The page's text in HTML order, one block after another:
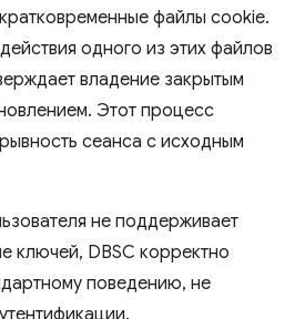
файлы cookie.
одного из этих файлов
владение закрытым
Этот процесс
сеанса с исходным
не поддерживает
ключей, DBSC корректно
поведению, не